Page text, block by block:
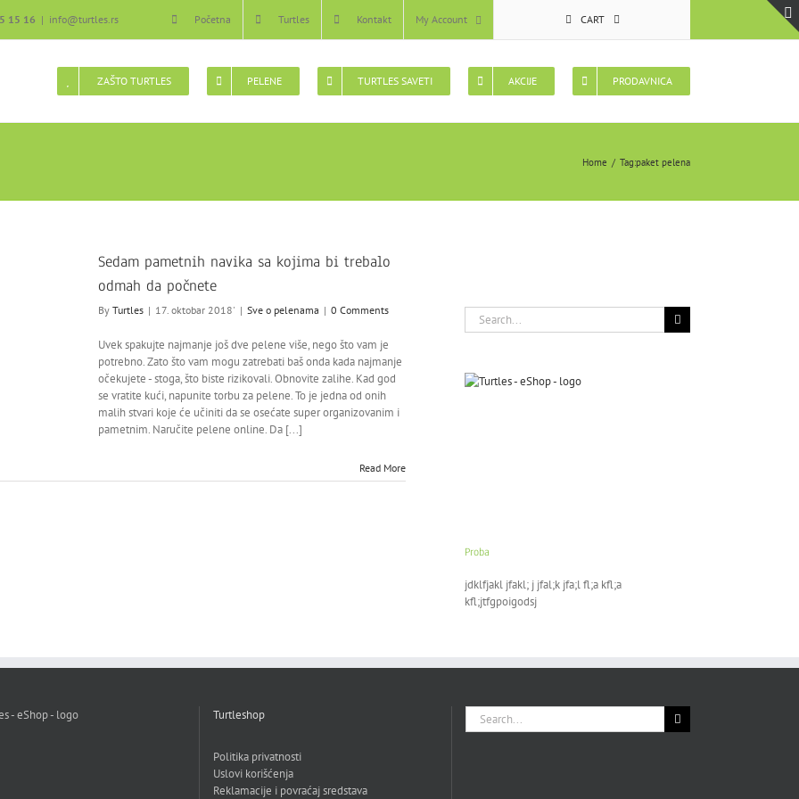
15 16 | info@turtles.rs Početna Turtles Kontakt My Account CART
ZAŠTO TURTLES PELENE TURTLES SAVETI AKCIJE PRODAVNICA
Home Tag:paket pelena
Sedam pametnih navika sa kojima bi trebalo
odmah da počnete
By Turtles | 17. oktobar 2018' | Sve o pelenama | 0 Comments
Uvek spakujte najmanje još dve pelene više, nego što vam je
potrebno. Zato što vam mogu zatrebati baš onda kada najmanje
očekujete - stoga, što biste rizikovali. Obnovite zalihe. Kad god
se vratite kući, napunite torbu za pelene. To je jedna od onih
malih stvari koje će učiniti da se osećate super organizovanim i
pametnim. Naručite pelene online. Da [...]
Read More
Search
for:
Proba
jdklfjakl jfakl; j jfal;k jfa;l fl;a kfl;a
kfl;jtfgpoigodsj
Turtleshop
Politika privatnosti
Uslovi korišćenja
Reklamacije i povraćaj sredstava
Search
for: